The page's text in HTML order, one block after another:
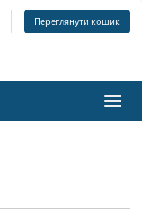
Переглянути кошик